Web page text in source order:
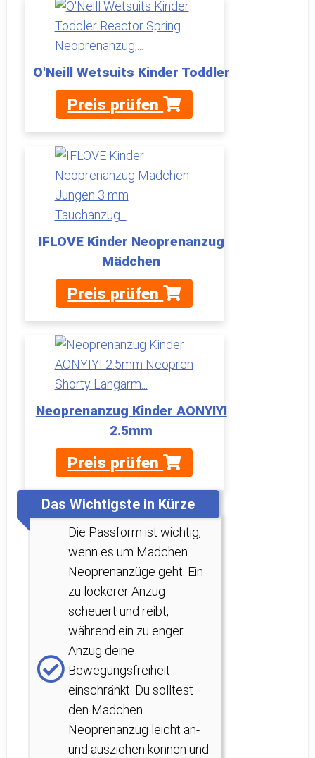
O'Neill Wetsuits Kinder Toddler
Preis prüfen
IFLOVE Kinder Neoprenanzug
Mädchen
Preis prüfen
Neoprenanzug Kinder AONYIYI
2.5mm
Preis prüfen
Das Wichtigste in Kürze
Die Passform ist wichtig,
wenn es um Mädchen
Neoprenanzüge geht. Ein
zu lockerer Anzug
scheuert und reibt,
während ein zu enger
Anzug deine
Bewegungsfreiheit
einschränkt. Du solltest
den Mädchen
Neoprenanzug leicht an-
und ausziehen können und